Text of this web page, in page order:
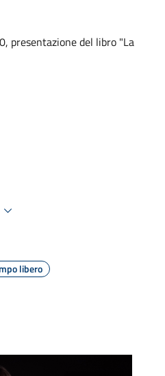
presentazione del libro "La
libero